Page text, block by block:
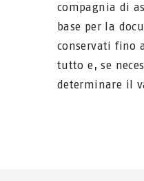
compagnia di
base per la
conservati fino
tutto e, se
determinare il